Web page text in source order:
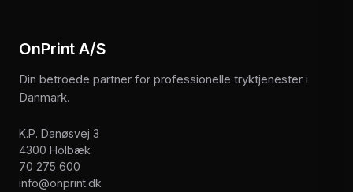
OnPrint A/S
Din betroede partner for professionelle tryktjenester i
Danmark.
K.P. Danøsvej 3
4300 Holbæk
70 275 600
info@onprint.dk